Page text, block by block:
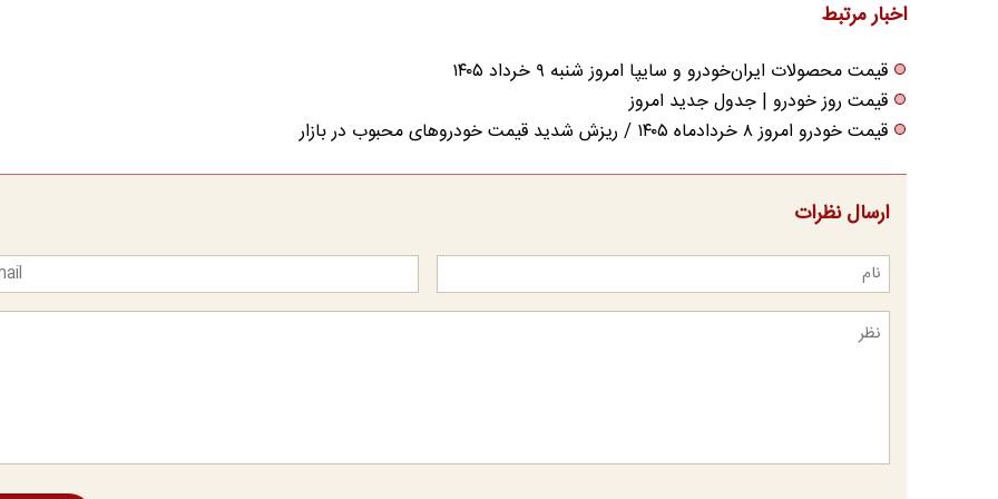
اخبار مرتبط
قیمت محصولات ایران‌خودرو و سایپا امروز شنبه ۹ خرداد ۱۴۰۵
قیمت روز خودرو | جدول جدید امروز
قیمت خودرو امروز ۸ خردادماه ۱۴۰۵ / ریزش شدید قیمت خودروهای محبوب در بازار
ارسال نظرات